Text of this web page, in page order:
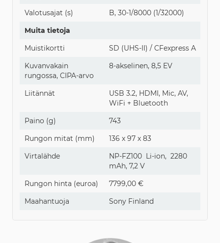
Valotusajat (s)
B, 30-1/8000 (1/32000)
Muita tietoja
Muistikortti
SD (UHS-II) / CFexpress A
Kuvanvakain
rungossa, CIPA-arvo
8-akselinen, 8,5 EV
Liitännät
USB 3.2, HDMI, Mic, AV,
WiFi + Bluetooth
Paino (g)
743
Rungon mitat (mm)
136 x 97 x 83
Virtalähde
NP-FZ100 Li-ion, 2280
mAh, 7,2 V
Rungon hinta (euroa)
7799,00 €
Maahantuoja
Sony Finland